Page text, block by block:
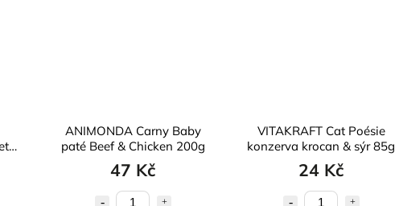
ANIMONDA Carny Baby
paté Beef & Chicken 200g
47 Kč
VITAKRAFT Cat Poésie
konzerva krocan & sýr 85g
24 Kč